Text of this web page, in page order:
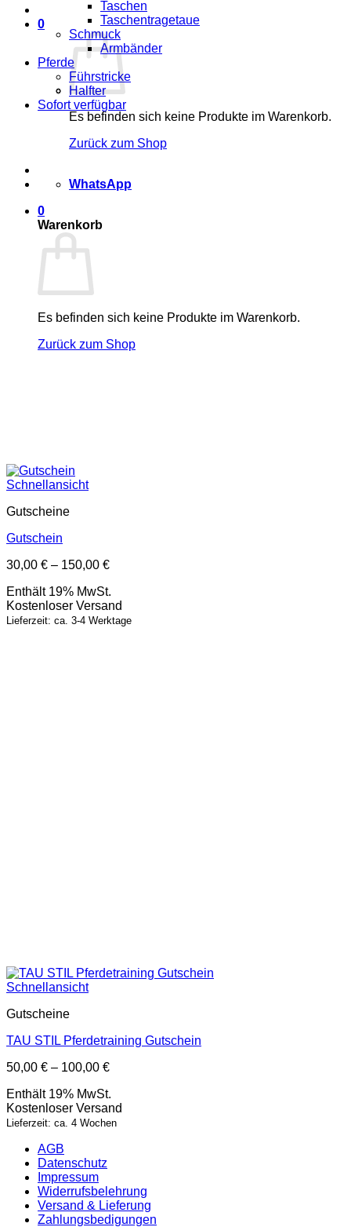
0
Es befinden sich keine Produkte im Warenkorb.
Zurück zum Shop
WhatsApp
0
Warenkorb
Es befinden sich keine Produkte im Warenkorb.
Zurück zum Shop
Taschen
Taschentragetaue
Schmuck
Armbänder
Pferde
Führstricke
Halfter
Sofort verfügbar
Schnellansicht
Gutscheine
Gutschein
30,00 € – 150,00 €Preisspanne:
bis
150,00 €
Enthält 19% MwSt.
Kostenloser Versand
Lieferzeit: ca. 3-4 Werktage
Schnellansicht
Gutscheine
TAU STIL Pferdetraining Gutschein
50,00 € – 100,00 €Preisspanne:
bis
100,00 €
Enthält 19% MwSt.
Kostenloser Versand
Lieferzeit: ca. 4 Wochen
AGB
Datenschutz
Impressum
Widerrufsbelehrung
Versand & Lieferung
Zahlungsbedigungen